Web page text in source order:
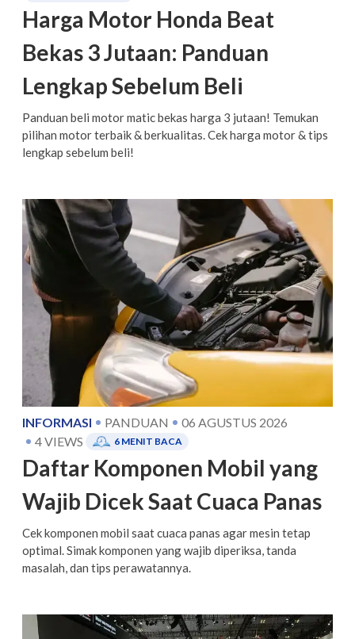
Harga Motor Honda Beat
Bekas 3 Jutaan: Panduan
Lengkap Sebelum Beli
Panduan beli motor matic bekas harga 3 jutaan! Temukan
pilihan motor terbaik & berkualitas. Cek harga motor & tips
lengkap sebelum beli!
INFORMASI PANDUAN
06 AGUSTUS 2026
4VIEWS 6 MENIT BACA
Daftar Komponen Mobil yang
Wajib Dicek Saat Cuaca Panas
Cek komponen mobil saat cuaca panas agar mesin tetap
optimal. Simak komponen yang wajib diperiksa, tanda
masalah, dan tips perawatannya.